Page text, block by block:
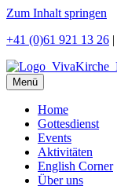
Zum Inhalt springen
+41 (0)61 921 13 26 |
Menü
Home
Gottesdienst
Events
Aktivitäten
English Corner
Über uns